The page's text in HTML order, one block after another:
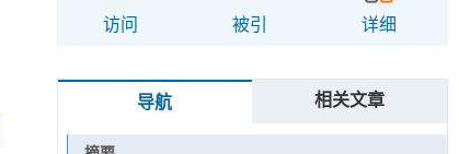
访问 被引 详细
导航 相关文章